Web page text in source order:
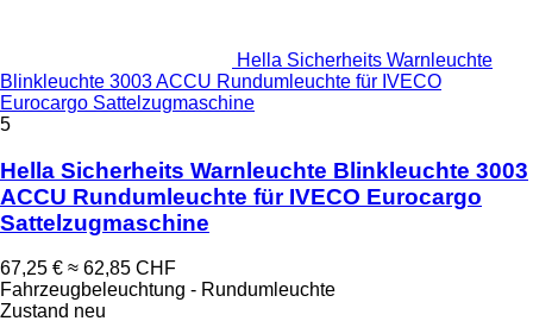
Hella Sicherheits Warnleuchte
Blinkleuchte 3003 ACCU Rundumleuchte für IVECO
Eurocargo Sattelzugmaschine
5
Hella Sicherheits Warnleuchte Blinkleuchte 3003
ACCU Rundumleuchte für IVECO Eurocargo
Sattelzugmaschine
67,25 € ≈ 62,85 CHF
Fahrzeugbeleuchtung - Rundumleuchte
Zustand neu